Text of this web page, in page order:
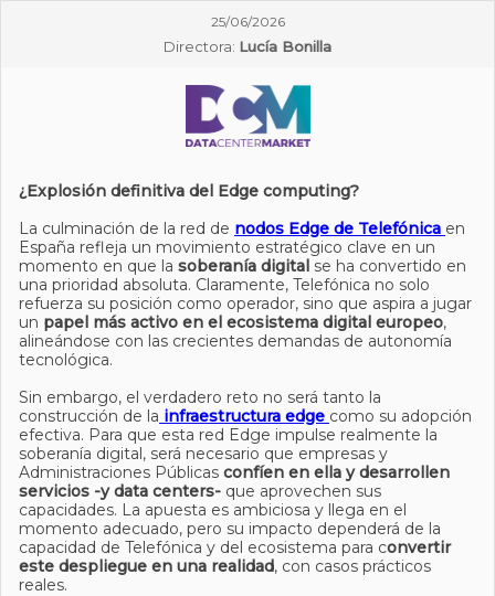
25/06/2026
Directora: Lucía Bonilla
¿Explosión definitiva del Edge computing?
La culminación de la red de nodos Edge de Telefónica en
España refleja un movimiento estratégico clave en un
momento en que la soberanía digital se ha convertido en
una prioridad absoluta. Claramente, Telefónica no solo
refuerza su posición como operador, sino que aspira a jugar
un papel más activo en el ecosistema digital europeo,
alineándose con las crecientes demandas de autonomía
tecnológica.
Sin embargo, el verdadero reto no será tanto la
construcción de la infraestructura edge como su adopción
efectiva. Para que esta red Edge impulse realmente la
soberanía digital, será necesario que empresas y
Administraciones Públicas confíen en ella y desarrollen
servicios -y data centers- que aprovechen sus
capacidades. La apuesta es ambiciosa y llega en el
momento adecuado, pero su impacto dependerá de la
capacidad de Telefónica y del ecosistema para convertir
este despliegue en una realidad, con casos prácticos
reales.